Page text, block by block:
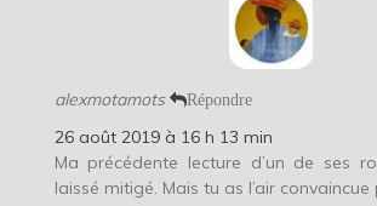
alexmotamots Répondre
26 août 2019 à 16 h 13 min
Ma précédente lecture d’un de ses
laissé mitigé. Mais tu as l’air